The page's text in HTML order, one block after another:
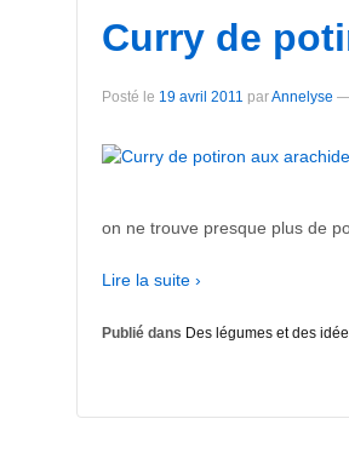
Curry de
Posté le 19 avril 2011 parAnnelyse
on ne trouve presque plus de
Lire la suite ›
Publié dans Des légumes et des